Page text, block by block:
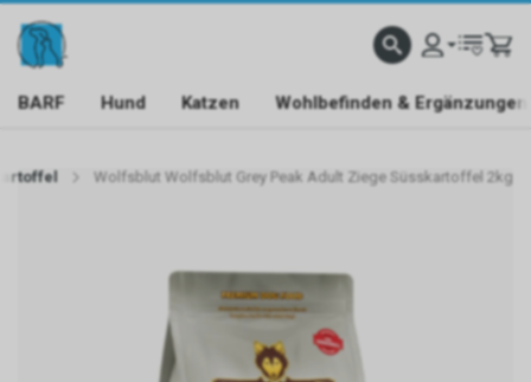
BARF Hund Katzen Wohlbefinden & Ergänzungen
Wolfsblut Wolfsblut Grey Peak Adult Ziege Süsskartoffel 2kg